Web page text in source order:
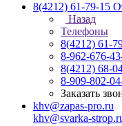
8(4212) 61-79-15
Назад
Телефоны
8(4212) 61-
8-962-676-
8(4212) 68-
8-909-802-
Заказать
khv@zapas-pro.ru
khv@svarka-